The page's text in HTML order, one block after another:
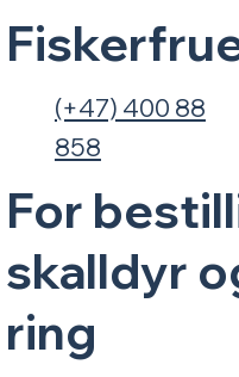
(+47) 400 88
858
For
skalldyr
ring